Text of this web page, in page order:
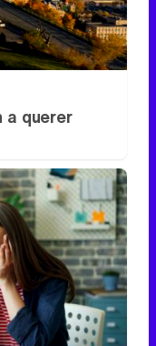
a querer